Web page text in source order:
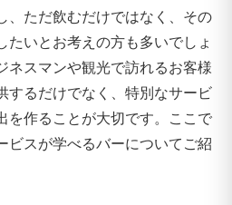
、ただ飲むだけではなく、その
たいとお考えの方も多いでしょ
ネスマンや観光で訪れるお客様
するだけでなく、特別なサービ
を作ることが大切です。ここで
ビスが学べるバーについてご紹